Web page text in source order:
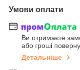
Умови оплати
Ви отримаєте
або гроші
Детальніше